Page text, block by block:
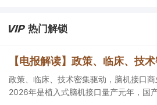
热门解锁
政策、临床、技术密集驱动，脑机接口
2026年是植入式脑机接口量产元年，国